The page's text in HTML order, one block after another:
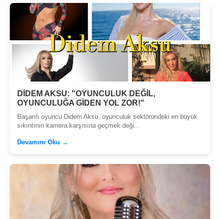
DİDEM AKSU: "OYUNCULUK DEĞİL,
OYUNCULUĞA GİDEN YOL ZOR!"
Başarılı oyuncu Didem Aksu, oyunculuk sektöründeki en büyük
sıkıntının kamera karşısına geçmek deği...
Devamını Oku →